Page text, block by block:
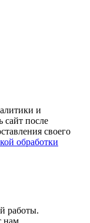
и
сайт после
своего
обработки
работы.
нам